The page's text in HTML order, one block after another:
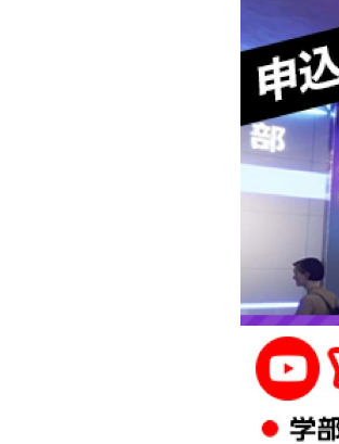
新たなタグライン、VIについ
行きたい学科を選
帰国生選抜/外国人留学生選抜
令和9年度 入学者選抜日程